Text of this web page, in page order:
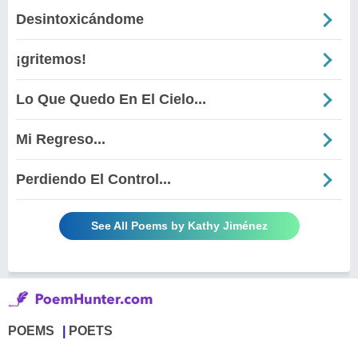
Desintoxicándome
¡gritemos!
Lo Que Quedo En El Cielo...
Mi Regreso...
Perdiendo El Control...
See All Poems by Kathy Jiménez
POEMS POETS